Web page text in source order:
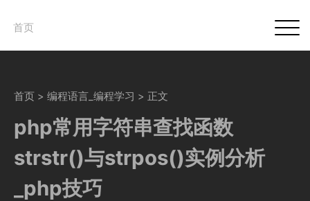
首页
首页 > 编程语言_编程学习 > 正文
php常用字符串查找函数
strstr()与strpos()实例分析
_php技巧